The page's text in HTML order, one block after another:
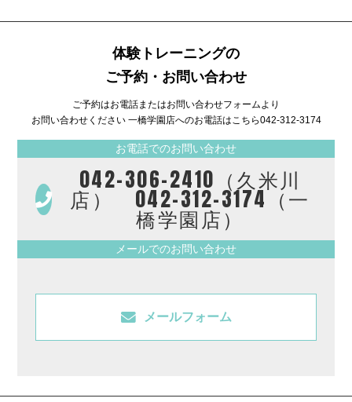
体験トレーニングの
ご予約・お問い合わせ
ご予約はお電話またはお問い合わせフォームより
お問い合わせください 一橋学園店へのお電話はこちら042-312-3174
お電話でのお問い合わせ
042-306-2410（久米川
店） 042-312-3174（一
橋学園店）
メールでのお問い合わせ
メールフォーム